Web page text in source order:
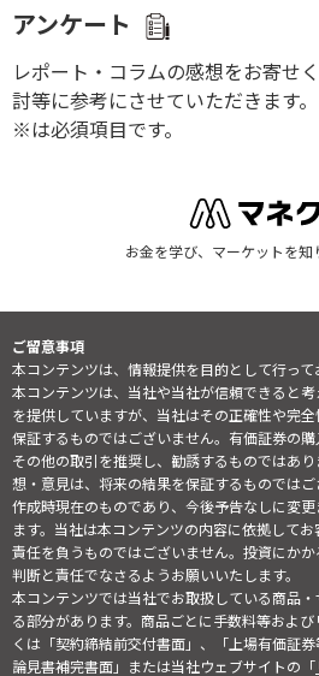
アンケート
レポート・コラムの感想をお寄せ
討等に参考にさせていただきます。
※は必須項目です。
お金を学び、マーケットを知
ご留意事項
本コンテンツは、情報提供を目的として行って
本コンテンツは、当社や当社が信頼できると
を提供していますが、当社はその正確性や完
保証するものではございません。有価証券の購
その他の取引を推奨し、勧誘するものではあ
想・意見は、将来の結果を保証するものでは
作成時現在のものであり、今後予告なしに変
ます。当社は本コンテンツの内容に依拠して
責任を負うものではございません。投資にか
判断と責任でなさるようお願いいたします。
本コンテンツでは当社でお取扱している商品
る部分があります。商品ごとに手数料等およ
くは「契約締結前交付書面」、「上場有価証
論見書補完書面」または当社ウェブサイトの「